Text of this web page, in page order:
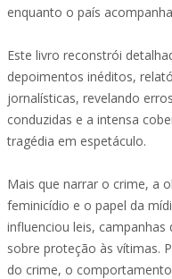
enquanto o país
Este livro reconstrói
depoimentos inéditos,
jornalísticas, revelando
conduzidas e a intensa
tragédia em espetáculo.
Mais que narrar o crime, a
feminicídio e o papel da
influenciou leis,
sobre proteção às vítimas.
do crime, o